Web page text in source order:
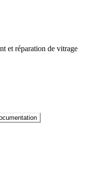
et réparation de vitrage